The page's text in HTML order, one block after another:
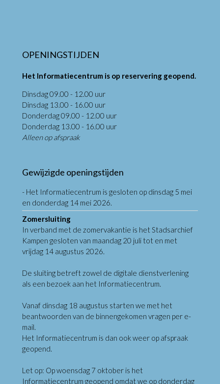
OPENINGSTIJDEN
Het Informatiecentrum is op reservering geopend.
Dinsdag 09.00 - 12.00 uur
Dinsdag 13.00 - 16.00 uur
Donderdag 09.00 - 12.00 uur
Donderdag 13.00 - 16.00 uur
Alleen op afspraak
Gewijzigde openingstijden
- Het Informatiecentrum is gesloten op dinsdag 5 mei
en donderdag 14 mei 2026.
Zomersluiting
In verband met de zomervakantie is het Stadsarchief
Kampen gesloten van maandag 20 juli tot en met
vrijdag 14 augustus 2026.
De sluiting betreft zowel de digitale dienstverlening
als een bezoek aan het Informatiecentrum.
Vanaf dinsdag 18 augustus starten we met het
beantwoorden van de binnengekomen vragen per e-
mail.
Het Informatiecentrum is dan ook weer op afspraak
geopend.
Let op: Op woensdag 7 oktober is het
Informatiecentrum geopend omdat we op donderdag